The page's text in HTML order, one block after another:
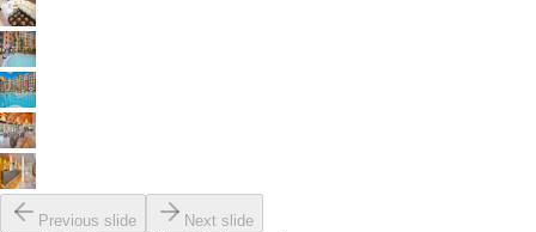
Previous slide Next slide